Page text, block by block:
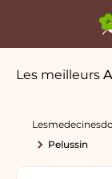
Les meilleurs
Pelussin